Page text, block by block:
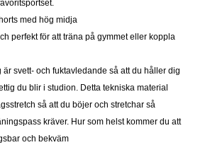
med hög midja
perfekt för att träna på gymmet eller koppla
är svett- och fuktavledande så att du håller dig
du blir i studion. Detta tekniska material
så att du böjer och stretchar så
kräver. Hur som helst kommer du att
och bekväm